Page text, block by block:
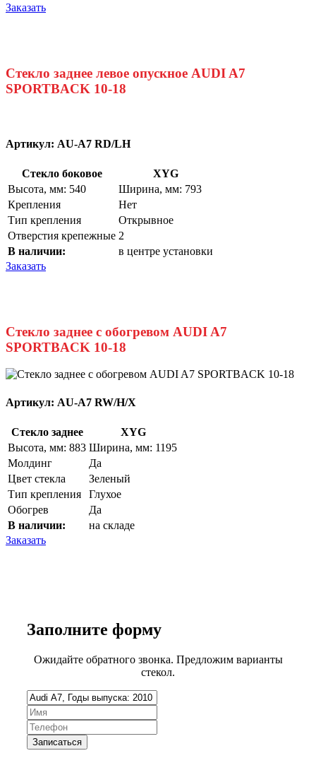
Заказать
Стекло заднее левое опускное AUDI A7
SPORTBACK 10-18
Артикул: AU-A7 RD/LH
Стекло боковое
XYG
Высота, мм: 540
Ширина, мм: 793
Крепления
Нет
Тип крепления
Открывное
Отверстия крепежные 2
В наличии:
в центре установки
Заказать
Стекло заднее с обогревом AUDI A7
SPORTBACK 10-18
Артикул: AU-A7 RW/H/X
Стекло заднее
XYG
Высота, мм: 883 Ширина, мм: 1195
Молдинг
Да
Цвет стекла
Зеленый
Тип крепления
Глухое
Обогрев
Да
В наличии:
на складе
Заказать
Заполните форму
Ожидайте обратного звонка. Предложим варианты
стекол.